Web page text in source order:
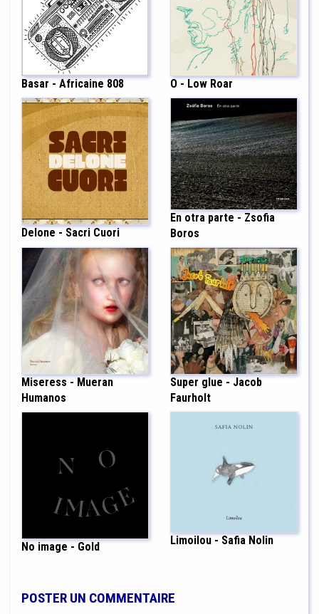
Basar - Africaine 808 O - Low Roar
Delone - Sacri Cuori
En otra parte - Zsofia
Boros
Miseress - Mueran
Humanos
Super glue - Jacob
Faurholt
No image - Gold Limoilou - Safia Nolin
POSTER UN COMMENTAIRE